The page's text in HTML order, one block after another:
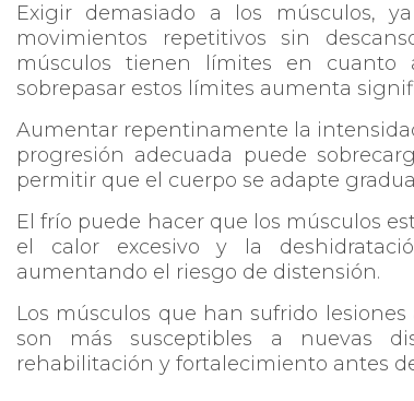
Exigir demasiado a los músculos,
movimientos repetitivos sin
músculos tienen límites en
sobrepasar estos límites aumenta
Aumentar repentinamente la
progresión adecuada puede
permitir que el cuerpo se adapte
El frío puede hacer que los músculos
el calor excesivo y la
aumentando el riesgo de distensión.
Los músculos que han sufrido
son más susceptibles a nuevas
rehabilitación y fortalecimiento antes